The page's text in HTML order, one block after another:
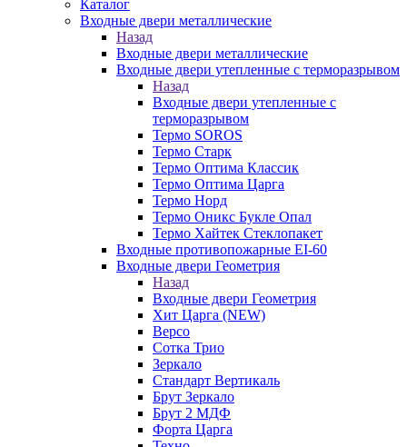
Каталог
Входные двери металлические
Назад
Входные двери металлические
Входные двери утепленные с терморазрывом
Назад
Входные двери утепленные с
терморазрывом
Термо SOROS
Термо Старк
Термо Оптима Классик
Термо Оптима Царга
Термо Норд
Термо Оникс Букле Опал
Термо Хайтек Стеклопакет
Входные противопожарные EI-60
Входные двери Геометрия
Назад
Входные двери Геометрия
Хит Царга (NEW)
Версо
Сотка Трио
Зеркало
Стандарт Вертикаль
Брут Зеркало
Брут 2 МДФ
Форта Царга